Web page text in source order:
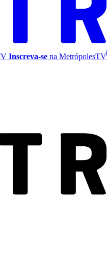
Inscreva-se na MetrópolesTV